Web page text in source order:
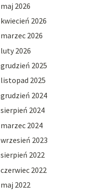
maj 2026
kwiecień 2026
marzec 2026
luty 2026
grudzień 2025
listopad 2025
grudzień 2024
sierpień 2024
marzec 2024
wrzesień 2023
sierpień 2022
czerwiec 2022
maj 2022